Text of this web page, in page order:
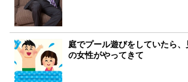
庭でプール遊びをしていたら
の女性がやってきて